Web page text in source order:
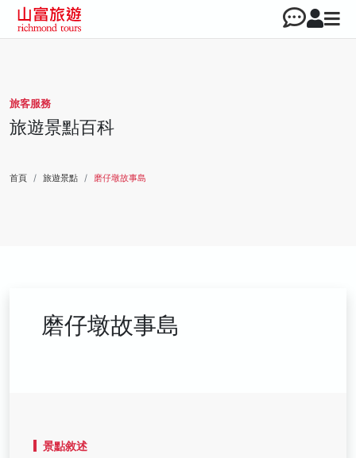
旅客服務
旅遊景點百科
首頁 旅遊景點 磨仔墩故事島
磨仔墩故事島
景點敘述